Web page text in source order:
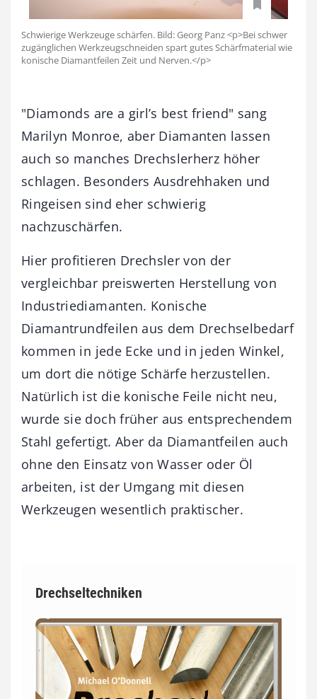
Schwierige Werkzeuge schärfen. Bild: Georg Panz <p>Bei schwer
zugänglichen Werkzeugschneiden spart gutes Schärfmaterial wie
konische Diamantfeilen Zeit und Nerven.</p>
"Diamonds are a girl’s best friend" sang
Marilyn Monroe, aber Diamanten lassen
auch so manches Drechslerherz höher
schlagen. Besonders Ausdrehhaken und
Ringeisen sind eher schwierig
nachzuschärfen.
Hier profitieren Drechsler von der
vergleichbar preiswerten Herstellung von
Industriediamanten. Konische
Diamantrundfeilen aus dem Drechselbedarf
kommen in jede Ecke und in jeden Winkel,
um dort die nötige Schärfe herzustellen.
Natürlich ist die konische Feile nicht neu,
wurde sie doch früher aus entsprechendem
Stahl gefertigt. Aber da Diamantfeilen auch
ohne den Einsatz von Wasser oder Öl
arbeiten, ist der Umgang mit diesen
Werkzeugen wesentlich praktischer.
Drechseltechniken